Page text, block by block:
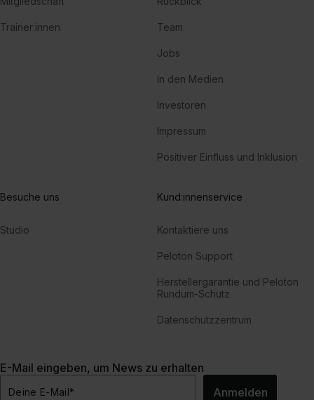
Trainer:innen Team
Jobs
In den Medien
Investoren
Impressum
Positiver Einfluss und Inklusion
Besuche uns
Studio
Kund:innenservice
Kontaktiere uns
Peloton Support
Herstellergarantie und Peloton
Rundum-Schutz
Datenschutzzentrum
E-Mail eingeben, um News zu erhalten
Deine E-Mail* Anmelden